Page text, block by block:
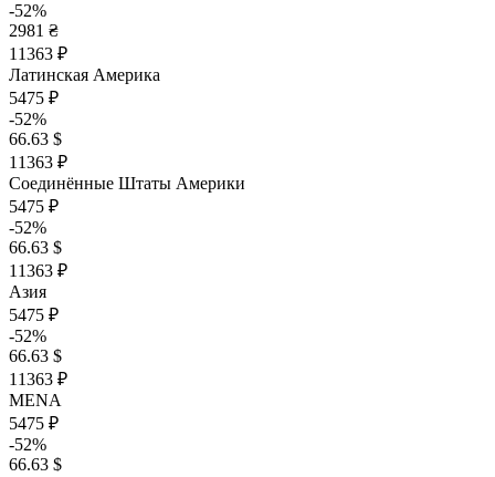
-52%
2981 ₴
11363 ₽
Латинская Америка
5475 ₽
-52%
66.63 $
11363 ₽
Соединённые Штаты Америки
5475 ₽
-52%
66.63 $
11363 ₽
Азия
5475 ₽
-52%
66.63 $
11363 ₽
MENA
5475 ₽
-52%
66.63 $